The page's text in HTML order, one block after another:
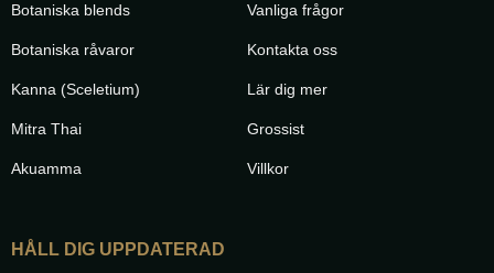
Botaniska blends
Botaniska råvaror
Kanna (Sceletium)
Mitra Thai
Akuamma
Vanliga frågor
Kontakta oss
Lär dig mer
Grossist
Villkor
HÅLL DIG UPPDATERAD